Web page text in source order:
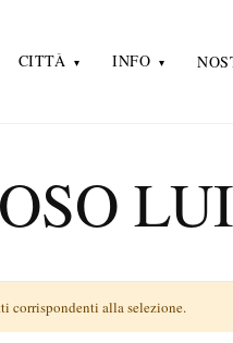
CITTÀ INFO
corrispondenti alla selezione.